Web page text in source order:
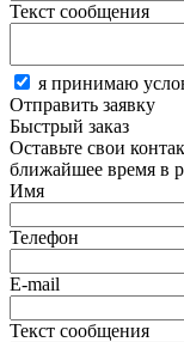
Текст сообщения
я принимаю
Отправить заявку
Быстрый заказ
Оставьте свои
ближайшее время в
Имя
Телефон
E-mail
Текст сообщения